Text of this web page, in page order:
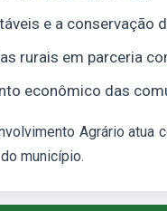
e a conservação
rurais em parceria
econômico das
Agrário atua
município.